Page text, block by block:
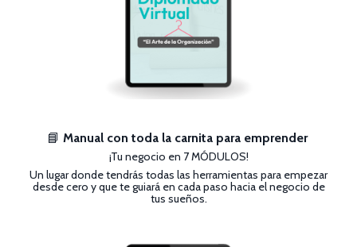
📘 Manual con toda la carnita para emprender
¡Tu negocio en 7 MÓDULOS!
Un lugar donde tendrás todas las herramientas para empezar
desde cero y que te guiará en cada paso hacia el negocio de
tus sueños.